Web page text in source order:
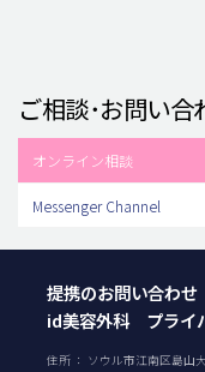
ご相談･お問い合
オンライン相談
Messenger Channel
提携のお問い合わせ
id美容外科 プライ
住所 ： ソウル市江南区島山